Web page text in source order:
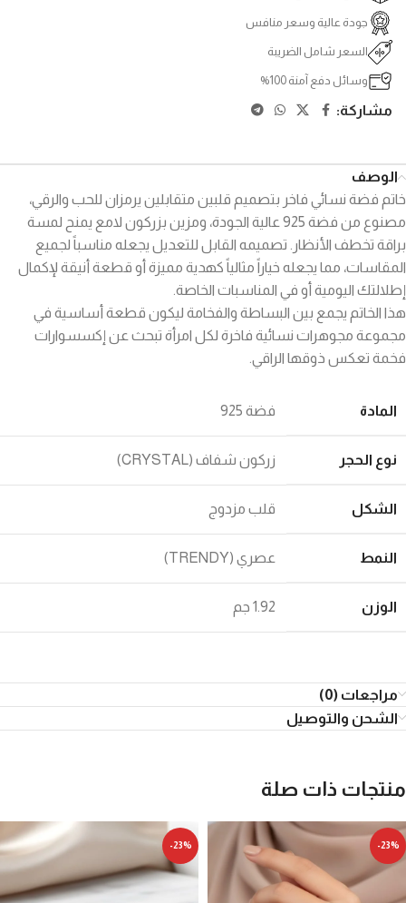
جودة عالية وسعر منافس
السعر شامل الضريبة
وسائل دفع آمنة 100%
مشاركة:
الوصف
خاتم فضة نسائي فاخر بتصميم قلبين متقابلين يرمزان للحب والرقي،
مصنوع من فضة 925 عالية الجودة، ومزين بزركون لامع يمنح لمسة
براقة تخطف الأنظار. تصميمه القابل للتعديل يجعله مناسباً لجميع
المقاسات، مما يجعله خياراً مثالياً كهدية مميزة أو قطعة أنيقة لإكمال
إطلالتك اليومية أو في المناسبات الخاصة.
هذا الخاتم يجمع بين البساطة والفخامة ليكون قطعة أساسية في
مجموعة مجوهرات نسائية فاخرة لكل امرأة تبحث عن إكسسوارات
فخمة تعكس ذوقها الراقي.
المادة فضة 925
نوع الحجر زركون شفاف (CRYSTAL)
الشكل قلب مزدوج
النمط عصري (TRENDY)
الوزن 1.92 جم
مراجعات (0)
الشحن والتوصيل
منتجات ذات صلة
-23%
-23%